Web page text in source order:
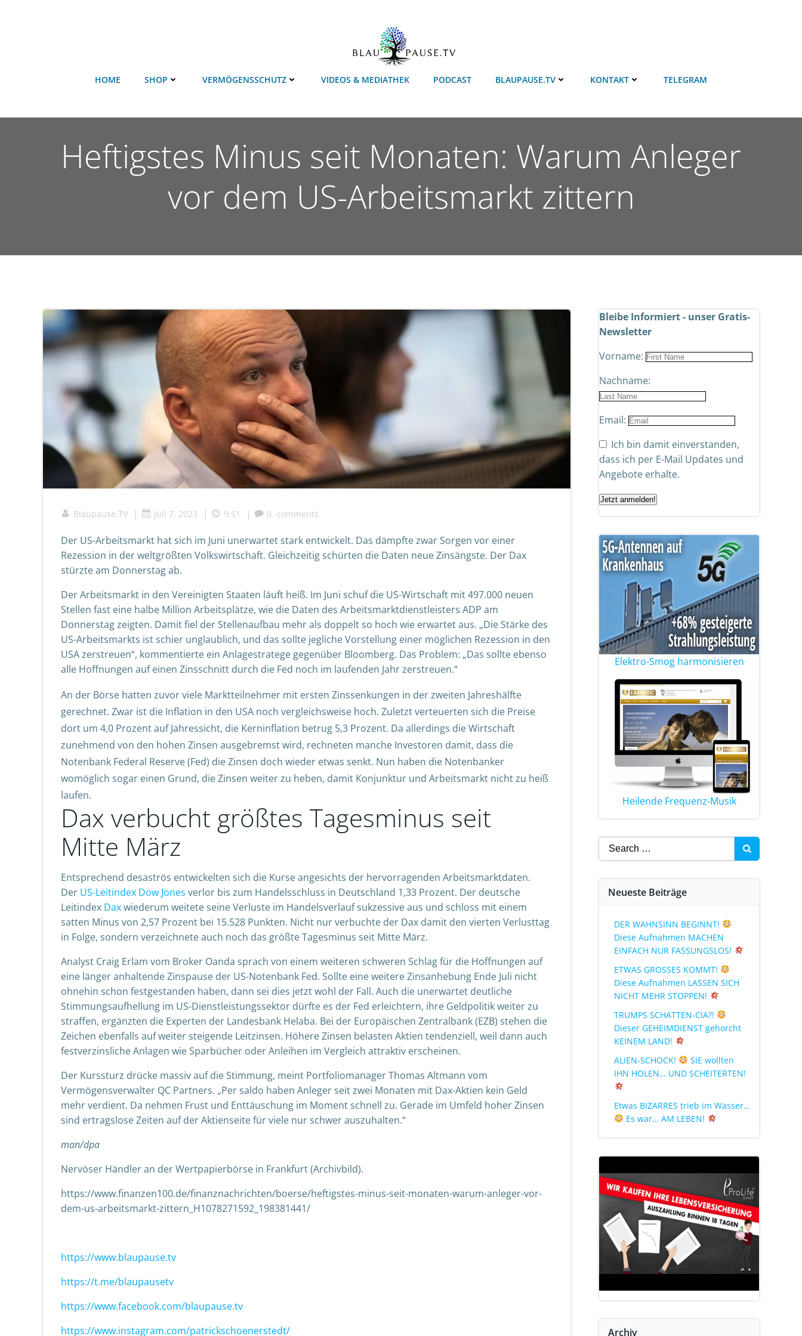
HOME SHOP VERMÖGENSSCHUTZ VIDEOS & MEDIATHEK PODCAST BLAUPAUSE.TV KONTAKT TELEGRAM
Heftigstes Minus seit Monaten: Warum Anleger
vor dem US-Arbeitsmarkt zittern
Blaupause.TV | Juli 7, 2023 | 9:51 | 0 comments
Der US-Arbeitsmarkt hat sich im Juni unerwartet stark entwickelt. Das dämpfte zwar Sorgen vor einer
Rezession in der weltgrößten Volkswirtschaft. Gleichzeitig schürten die Daten neue Zinsängste. Der Dax
stürzte am Donnerstag ab.
Der Arbeitsmarkt in den Vereinigten Staaten läuft heiß. Im Juni schuf die US-Wirtschaft mit 497.000 neuen
Stellen fast eine halbe Million Arbeitsplätze, wie die Daten des Arbeitsmarktdienstleisters ADP am
Donnerstag zeigten. Damit fiel der Stellenaufbau mehr als doppelt so hoch wie erwartet aus. „Die Stärke des
US-Arbeitsmarkts ist schier unglaublich, und das sollte jegliche Vorstellung einer möglichen Rezession in den
USA zerstreuen“, kommentierte ein Anlagestratege gegenüber Bloomberg. Das Problem: „Das sollte ebenso
alle Hoffnungen auf einen Zinsschnitt durch die Fed noch im laufenden Jahr zerstreuen.“
An der Börse hatten zuvor viele Marktteilnehmer mit ersten Zinssenkungen in der zweiten Jahreshälfte
gerechnet. Zwar ist die Inflation in den USA noch vergleichsweise hoch. Zuletzt verteuerten sich die Preise
dort um 4,0 Prozent auf Jahressicht, die Kerninflation betrug 5,3 Prozent. Da allerdings die Wirtschaft
zunehmend von den hohen Zinsen ausgebremst wird, rechneten manche Investoren damit, dass die
Notenbank Federal Reserve (Fed) die Zinsen doch wieder etwas senkt. Nun haben die Notenbanker
womöglich sogar einen Grund, die Zinsen weiter zu heben, damit Konjunktur und Arbeitsmarkt nicht zu heiß
laufen.
Dax verbucht größtes Tagesminus seit
Mitte März
Entsprechend desaströs entwickelten sich die Kurse angesichts der hervorragenden Arbeitsmarktdaten.
Der US-Leitindex Dow Jones verlor bis zum Handelsschluss in Deutschland 1,33 Prozent. Der deutsche
Leitindex Daxwiederum weitete seine Verluste im Handelsverlauf sukzessive aus und schloss mit einem
satten Minus von 2,57 Prozent bei 15.528 Punkten. Nicht nur verbuchte der Dax damit den vierten Verlusttag
in Folge, sondern verzeichnete auch noch das größte Tagesminus seit Mitte März.
Analyst Craig Erlam vom Broker Oanda sprach von einem weiteren schweren Schlag für die Hoffnungen auf
eine länger anhaltende Zinspause der US-Notenbank Fed. Sollte eine weitere Zinsanhebung Ende Juli nicht
ohnehin schon festgestanden haben, dann sei dies jetzt wohl der Fall. Auch die unerwartet deutliche
Stimmungsaufhellung im US-Dienstleistungssektor dürfte es der Fed erleichtern, ihre Geldpolitik weiter zu
straffen, ergänzten die Experten der Landesbank Helaba. Bei der Europäischen Zentralbank (EZB) stehen die
Zeichen ebenfalls auf weiter steigende Leitzinsen. Höhere Zinsen belasten Aktien tendenziell, weil dann auch
festverzinsliche Anlagen wie Sparbücher oder Anleihen im Vergleich attraktiv erscheinen.
Der Kurssturz drücke massiv auf die Stimmung, meint Portfoliomanager Thomas Altmann vom
Vermögensverwalter QC Partners. „Per saldo haben Anleger seit zwei Monaten mit Dax-Aktien kein Geld
mehr verdient. Da nehmen Frust und Enttäuschung im Moment schnell zu. Gerade im Umfeld hoher Zinsen
sind ertragslose Zeiten auf der Aktienseite für viele nur schwer auszuhalten.“
man/dpa
Nervöser Händler an der Wertpapierbörse in Frankfurt (Archivbild).
https://www.finanzen100.de/finanznachrichten/boerse/heftigstes-minus-seit-monaten-warum-anleger-vor-
dem-us-arbeitsmarkt-zittern_H1078271592_198381441/
https://www.blaupause.tv
https://t.me/blaupausetv
https://www.facebook.com/blaupause.tv
https://www.instagram.com/patrickschoenerstedt/
Bleibe Informiert - unser Gratis-
Newsletter
Vorname:
Nachname:
Email:
Ich bin damit einverstanden,
dass ich per E-Mail Updates und
Angebote erhalte.
Jetzt anmelden!
Elektro-Smog harmonisieren
Heilende Frequenz-Musik
Neueste Beiträge
DER WAHNSINN BEGINNT!
Diese Aufnahmen MACHEN
EINFACH NUR FASSUNGSLOS!
ETWAS GROSSES KOMMT!
Diese Aufnahmen LASSEN SICH
NICHT MEHR STOPPEN!
TRUMPS SCHATTEN-CIA?!
Dieser GEHEIMDIENST gehorcht
KEINEM LAND!
ALIEN-SCHOCK!
SIE wollten
IHN HOLEN… UND SCHEITERTEN!
Etwas BIZARRES trieb im Wasser…
Es war… AM LEBEN!
Archiv